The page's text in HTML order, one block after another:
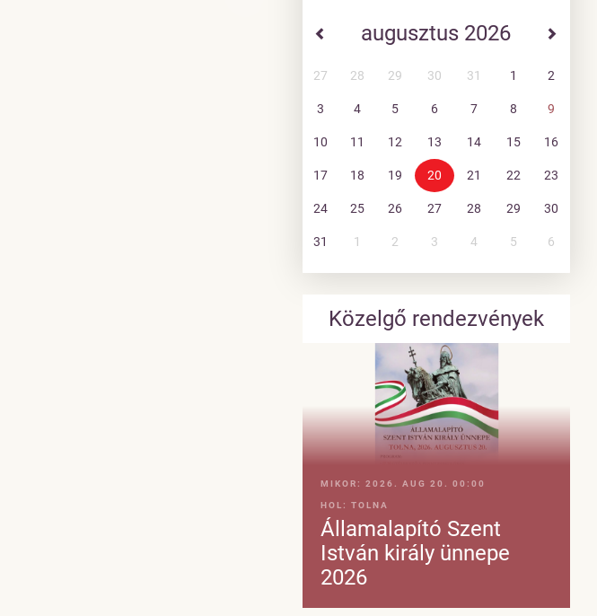
augusztus 2026
27 28 29 30 31 1 2
3 4 5 6 7 8 9
10 11 12 13 14 15 16
17 18 19 20 21 22 23
24 25 26 27 28 29 30
31 1 2 3 4 5 6
Közelgő rendezvények
MIKOR: 2026. AUG 20. 00:00
HOL: TOLNA
Államalapító Szent
István király ünnepe
2026